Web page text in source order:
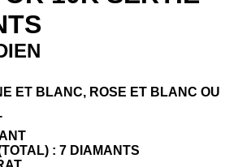
ET BLANC, ROSE ET BLANC OU
: 7 DIAMANTS